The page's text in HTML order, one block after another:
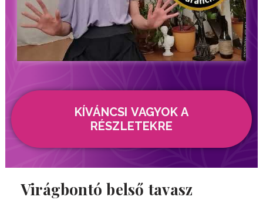
KÍVÁNCSI VAGYOK A
RÉSZLETEKRE
Virágbontó belső tavasz